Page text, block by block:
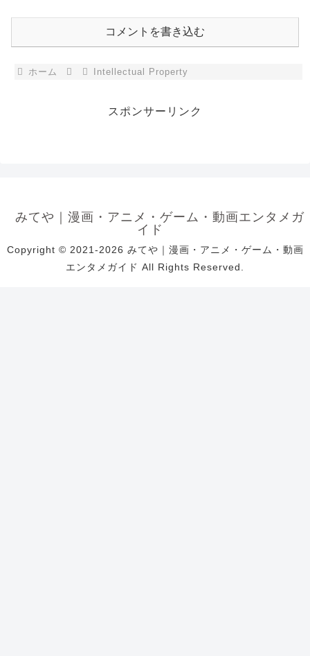
コメントを書き込む
ホーム Intellectual Property
スポンサーリンク
みてや｜漫画・アニメ・ゲーム・動画エンタメガ
イド
Copyright © 2021-2026 みてや｜漫画・アニメ・ゲーム・動画
エンタメガイド All Rights Reserved.